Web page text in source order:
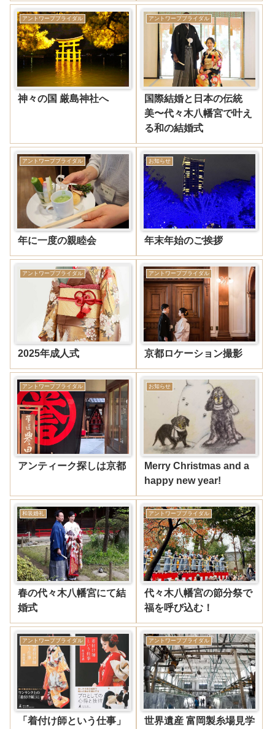
アントワープブライダル
神々の国 厳島神社へ
アントワープブライダル
国際結婚と日本の伝統
美〜代々木八幡宮で叶え
る和の結婚式
アントワープブライダル
年に一度の親睦会
お知らせ
年末年始のご挨拶
アントワープブライダル
2025年成人式
アントワープブライダル
京都ロケーション撮影
アントワープブライダル
アンティーク探しは京都
お知らせ
Merry Christmas and a
happy new year!
和装婚礼
春の代々木八幡宮にて結
婚式
アントワープブライダル
代々木八幡宮の節分祭で
福を呼び込む！
アントワープブライダル
「着付け師という仕事」
アントワープブライダル
世界遺産 富岡製糸場見学